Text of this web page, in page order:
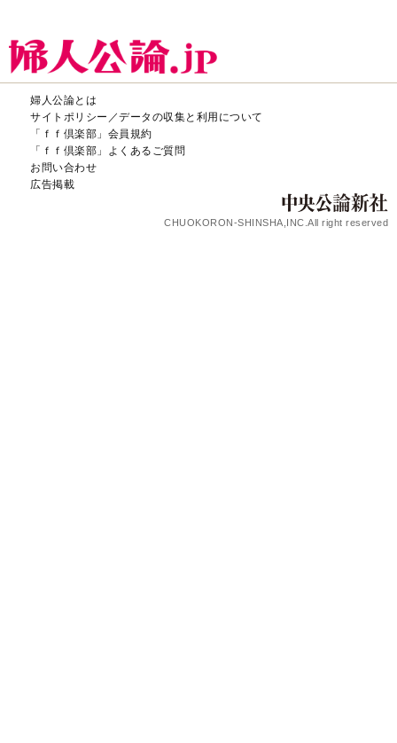
婦人公論とは
サイトポリシー／データの収集と利用について
「ｆｆ倶楽部」会員規約
「ｆｆ倶楽部」よくあるご質問
お問い合わせ
広告掲載
CHUOKORON-SHINSHA,INC.All right reserved